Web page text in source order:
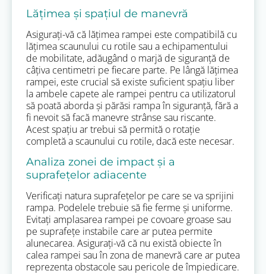
Lățimea și spațiul de manevră
Asigurați-vă că lățimea rampei este compatibilă cu
lățimea scaunului cu rotile sau a echipamentului
de mobilitate, adăugând o marjă de siguranță de
câțiva centimetri pe fiecare parte. Pe lângă lățimea
rampei, este crucial să existe suficient spațiu liber
la ambele capete ale rampei pentru ca utilizatorul
să poată aborda și părăsi rampa în siguranță, fără a
fi nevoit să facă manevre strânse sau riscante.
Acest spațiu ar trebui să permită o rotație
completă a scaunului cu rotile, dacă este necesar.
Analiza zonei de impact și a
suprafețelor adiacente
Verificați natura suprafețelor pe care se va sprijini
rampa. Podelele trebuie să fie ferme și uniforme.
Evitați amplasarea rampei pe covoare groase sau
pe suprafețe instabile care ar putea permite
alunecarea. Asigurați-vă că nu există obiecte în
calea rampei sau în zona de manevră care ar putea
reprezenta obstacole sau pericole de împiedicare.